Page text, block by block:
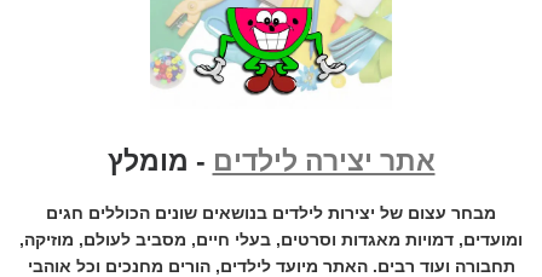
אתר יצירה לילדים - מומלץ
מבחר עצום של יצירות לילדים בנושאים שונים הכוללים חגים
ומועדים, דמויות מאגדות וסרטים, בעלי חיים, מסביב לעולם, מוזיקה,
תחבורה ועוד רבים. האתר מיועד לילדים, הורים מחנכים וכל אוהבי